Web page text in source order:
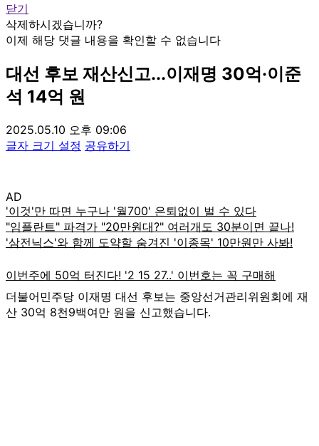
닫기
삭제하시겠습니까?
이제 해당 댓글 내용을 확인할 수 없습니다
대선 후보 재산신고...이재명 30억·이준
석 14억 원
2025.05.10 오후 09:06
글자 크기 설정 공유하기
AD
더불어민주당 이재명 대선 후보는 중앙선거관리위원회에 재
산 30억 8천9백여만 원을 신고했습니다.